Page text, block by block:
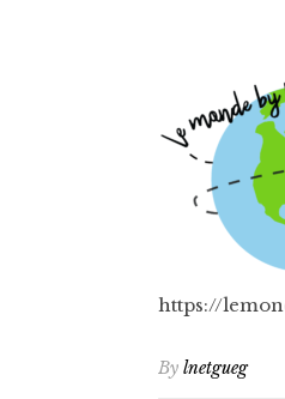
https://
By lnetgueg